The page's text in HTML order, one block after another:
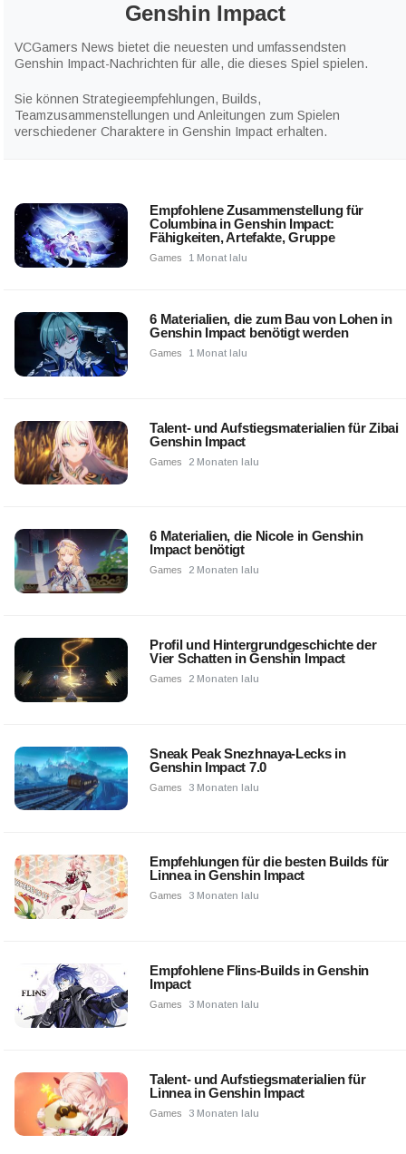
Genshin Impact
VCGamers News bietet die neuesten und umfassendsten
Genshin Impact-Nachrichten für alle, die dieses Spiel spielen.
Sie können Strategieempfehlungen, Builds,
Teamzusammenstellungen und Anleitungen zum Spielen
verschiedener Charaktere in Genshin Impact erhalten.
Empfohlene Zusammenstellung für
Columbina in Genshin Impact:
Fähigkeiten, Artefakte, Gruppe
Games 1 Monat lalu
6 Materialien, die zum Bau von Lohen in
Genshin Impact benötigt werden
Games 1 Monat lalu
Talent- und Aufstiegsmaterialien für Zibai
Genshin Impact
Games 2 Monaten lalu
6 Materialien, die Nicole in Genshin
Impact benötigt
Games 2 Monaten lalu
Profil und Hintergrundgeschichte der
Vier Schatten in Genshin Impact
Games 2 Monaten lalu
Sneak Peak Snezhnaya-Lecks in
Genshin Impact 7.0
Games 3 Monaten lalu
Empfehlungen für die besten Builds für
Linnea in Genshin Impact
Games 3 Monaten lalu
Empfohlene Flins-Builds in Genshin
Impact
Games 3 Monaten lalu
Talent- und Aufstiegsmaterialien für
Linnea in Genshin Impact
Games 3 Monaten lalu